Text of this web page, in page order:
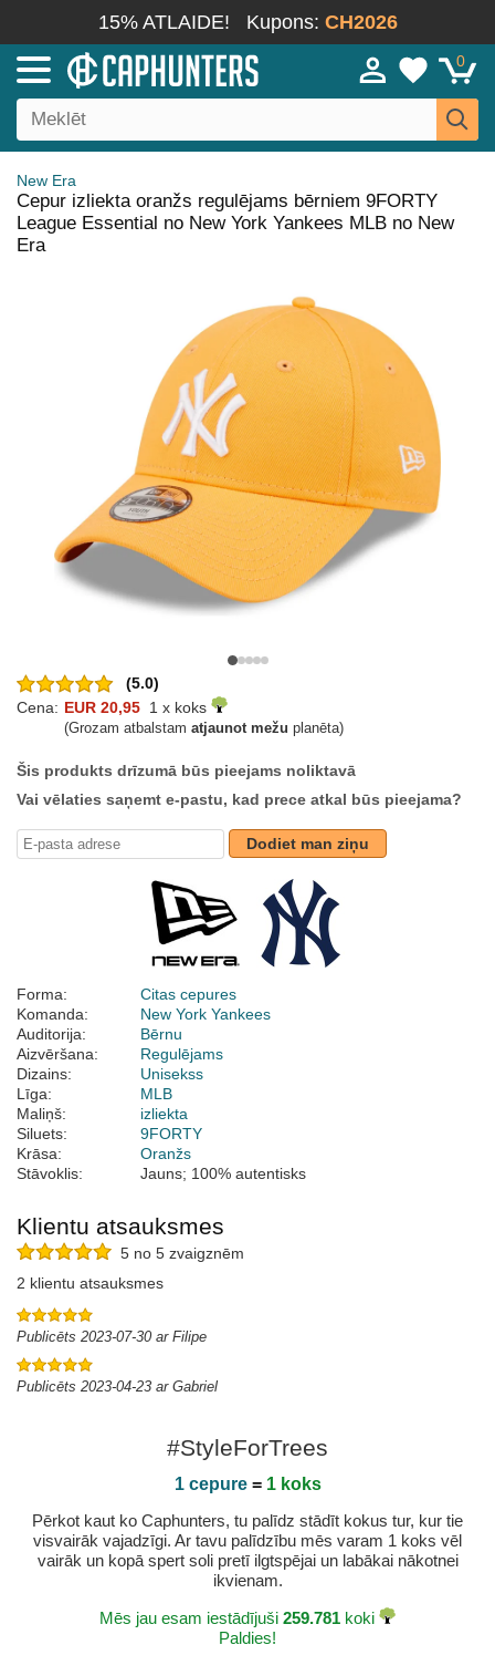
15% ATLAIDE! Kupons: CH2026
0
New Era
Cepur izliekta oranžs regulējams bērniem 9FORTY
League Essential no New York Yankees MLB no New
Era
(5.0)
Cena: EUR 20,95 1 x koks
(Grozam atbalstam atjaunot mežu planēta)
Šis produkts drīzumā būs pieejams noliktavā
Vai vēlaties saņemt e-pastu, kad prece atkal būs pieejama?
Dodiet man ziņu
Forma:
Citas cepures
Komanda:
New York Yankees
Auditorija:
Bērnu
Aizvēršana:
Regulējams
Dizains:
Unisekss
Līga:
MLB
Maliņš:
izliekta
Siluets:
9FORTY
Krāsa:
Oranžs
Stāvoklis:
Jauns; 100% autentisks
Klientu atsauksmes
5 no 5 zvaigznēm
2 klientu atsauksmes
Publicēts 2023-07-30 ar Filipe
Publicēts 2023-04-23 ar Gabriel
#StyleForTrees
1 cepure= 1 koks
Pērkot kaut ko Caphunters, tu palīdz stādīt kokus tur, kur tie
visvairāk vajadzīgi. Ar tavu palīdzību mēs varam 1 koks vēl
vairāk un kopā spert soli pretī ilgtspējai un labākai nākotnei
ikvienam.
Mēs jau esam iestādījuši 259.781 koki
Paldies!